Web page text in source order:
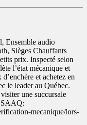
Ensemble audio
Sièges Chauffants
prix. Inspecté selon
l’état mécanique et
et achetez en
le leader au Québec.
une succursale
SAAQ:
mecanique/lors-